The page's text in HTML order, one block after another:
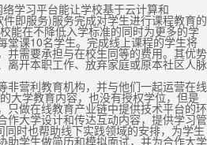
学习平台能让学校基于云计算和
即服务)服务完成对学生进行课程教育的
能在不降低入学标准的同时为更多的学
堂课10名学生。完成线上课程的学生将
并需要承担与在校生同等的费用。其优势
离开本职工作、放弃家庭或原本社区人脉
非营利教育机构，并与他们一起运营在线
大学教育内容，也没有授权学位，但是
只做在线教育产业链中提供技术平台的环
作大学设计和传达互动内容，提供学习管
时也帮助线下实践领域的安排，为学生
助学生做简历和模拟面试，并为合作大学